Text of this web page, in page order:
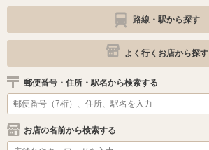
路線・駅から探す
よく行くお店から探す
郵便番号・住所・駅名から検索する
お店の名前から検索する